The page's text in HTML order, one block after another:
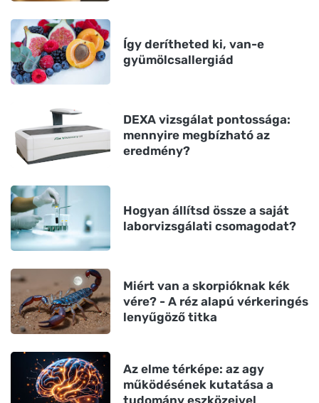
Így derítheted ki, van-e
gyümölcsallergiád
DEXA vizsgálat pontossága:
mennyire megbízható az
eredmény?
Hogyan állítsd össze a saját
laborvizsgálati csomagodat?
Miért van a skorpióknak kék
vére? - A réz alapú vérkeringés
lenyűgöző titka
Az elme térképe: az agy
működésének kutatása a
tudomány eszközeivel